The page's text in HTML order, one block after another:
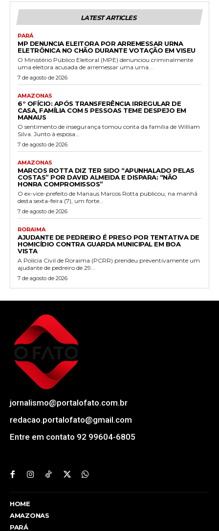
LATEST ARTICLES
PARÁ
MP DENUNCIA ELEITORA POR ARREMESSAR URNA
ELETRÔNICA NO CHÃO DURANTE VOTAÇÃO EM VISEU
O Ministério Público Eleitoral (MPE) denunciou criminalmente
uma eleitora acusada de arremessar uma urna...
7 de agosto de 2026
AMAZONAS
6° OFÍCIO: APÓS TRANSFERÊNCIA IRREGULAR DE
CASA, FAMÍLIA COM 5 PESSOAS TEME DESPEJO EM
MANAUS
O sentimento de insegurança tomou conta da família de William
Silva. Junto à esposa...
7 de agosto de 2026
AMAZONAS
MARCOS ROTTA DIZ TER SIDO “APUNHALADO PELAS
COSTAS” POR DAVID ALMEIDA E DISPARA: “NÃO
HONRA COMPROMISSOS”
O ex-vice-prefeito de Manaus Marcos Rotta publicou, na manhã
desta sexta-feira (7), um forte...
7 de agosto de 2026
RORAIMA
AJUDANTE DE PEDREIRO É PRESO POR TENTATIVA DE
HOMICÍDIO CONTRA GUARDA MUNICIPAL EM BOA
VISTA
A Polícia Civil de Roraima (PCRR) prendeu preventivamente um
ajudante de pedreiro de 29...
7 de agosto de 2026
jornalismo@portalofato.com.br
redacao.portalofato@gmail.com
Entre em contato 92 99604-6805
HOME
AMAZONAS
PARÁ